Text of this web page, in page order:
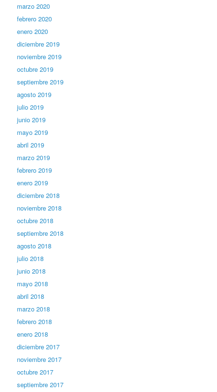
marzo 2020
febrero 2020
enero 2020
diciembre 2019
noviembre 2019
octubre 2019
septiembre 2019
agosto 2019
julio 2019
junio 2019
mayo 2019
abril 2019
marzo 2019
febrero 2019
enero 2019
diciembre 2018
noviembre 2018
octubre 2018
septiembre 2018
agosto 2018
julio 2018
junio 2018
mayo 2018
abril 2018
marzo 2018
febrero 2018
enero 2018
diciembre 2017
noviembre 2017
octubre 2017
septiembre 2017